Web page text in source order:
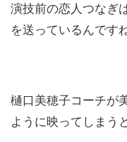
演技前の恋人つなぎ
を送っているんです
樋口美穂子コーチが
ように映ってしまう